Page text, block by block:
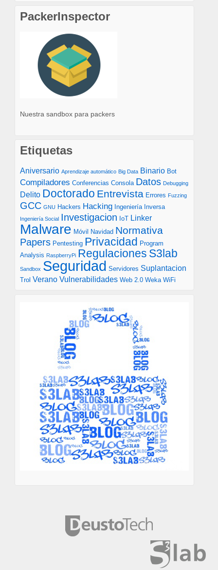
PackerInspector
Nuestra sandbox para packers
Etiquetas
Aniversario Aprendizaje automático Big Data Binario Bot
Compiladores Conferencias Consola Datos Debugging
Delito Doctorado Entrevista Errores Fuzzing
GCC GNU Hackers Hacking Ingeniería Inversa
Ingeniería Social Investigacion IoT Linker
Malware Móvil Navidad Normativa
Papers Pentesting Privacidad Program
Analysis RaspberryPi Regulaciones S3lab
Sandbox Seguridad Servidores Suplantacion
Trol Verano Vulnerabilidades Web 2.0 Weka WiFi